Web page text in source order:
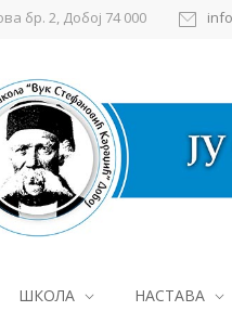
бр. 2, Добој 74 000
ШКОЛА НАСТАВА